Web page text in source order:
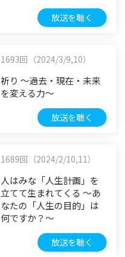
放送を聴く
1693回（2024/3/9,10）
祈り ～過去・現在・未来
を変える力～
放送を聴く
1689回（2024/2/10,11）
人はみな「人生計画」を
立てて生まれてくる ～あ
なたの「人生の目的」は
何ですか？～
放送を聴く